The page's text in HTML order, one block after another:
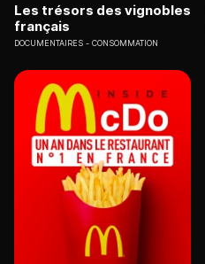
Les trésors des vignobles
français
DOCUMENTAIRES CONSOMMATION